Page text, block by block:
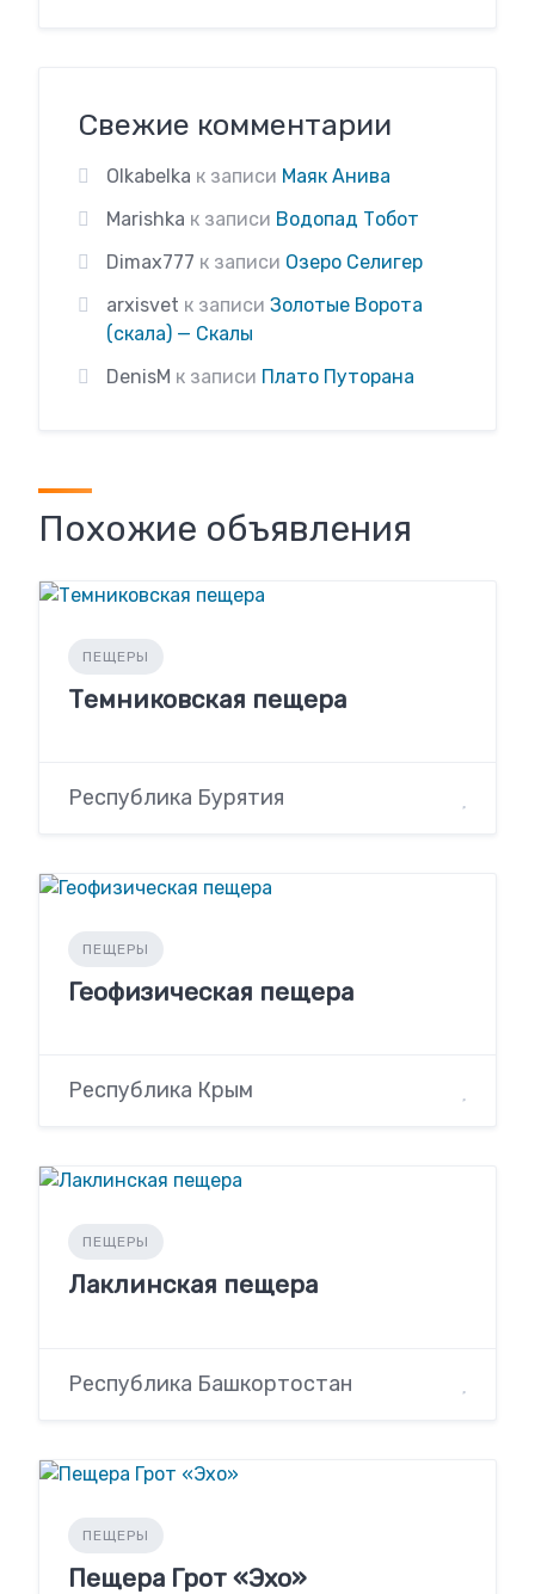
Свежие комментарии
Olkabelka к записи Маяк Анива
Marishka к записи Водопад Тобот
Dimax777 к записи Озеро Селигер
arxisvet к записи Золотые Ворота
(скала) — Скалы
DenisM к записи Плато Путорана
Похожие объявления
ПЕЩЕРЫ
Темниковская пещера
Республика Бурятия
ПЕЩЕРЫ
Геофизическая пещера
Республика Крым
ПЕЩЕРЫ
Лаклинская пещера
Республика Башкортостан
ПЕЩЕРЫ
Пещера Грот «Эхо»